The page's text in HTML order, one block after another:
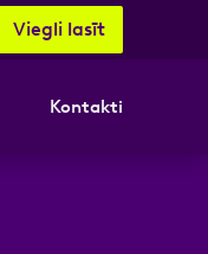
Viegli lasīt
Kontakti